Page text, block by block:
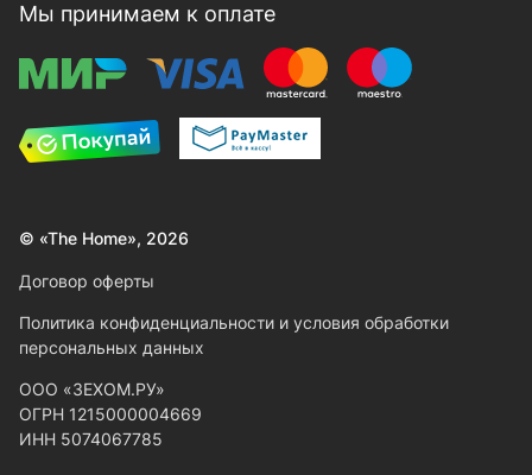
Мы принимаем к оплате
© «The Home», 2026
Договор оферты
Политика конфиденциальности и условия обработки
персональных данных
ООО «ЗЕХОМ.РУ»
ОГРН 1215000004669
ИНН 5074067785